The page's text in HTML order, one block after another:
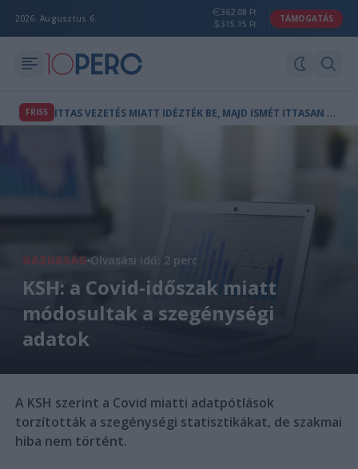
2026. Augusztus 6.
362.08 Ft
315.15 Ft
TÁMOGATÁS
FRISS I
TTAS VEZETÉS MIATT IDÉZTÉK BE, MAJD ISMÉT ITTASAN VEZETETT A KIHALLGATÁSÁRA EGY FÉRFI
GAZDASÁG Olvasási idő: 2 perc
KSH: a Covid-időszak miatt
módosultak a szegénységi
adatok
A KSH szerint a Covid miatti adatpótlások
torzították a szegénységi statisztikákat, de szakmai
hiba nem történt.